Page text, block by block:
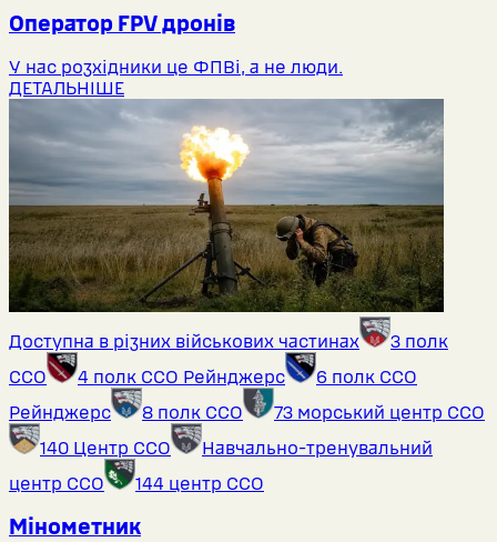
Оператор FPV дронів
У нас розхідники це ФПВі, а не люди.
ДЕТАЛЬНІШЕ
Доступна в різних військових частинах
3 полк
ССО
4 полк ССО Рейнджерс
6 полк ССО
Рейнджерс
8 полк ССО
73 морський центр ССО
140 Центр ССО
Навчально-тренувальний
центр ССО
144 центр ССО
Мінометник